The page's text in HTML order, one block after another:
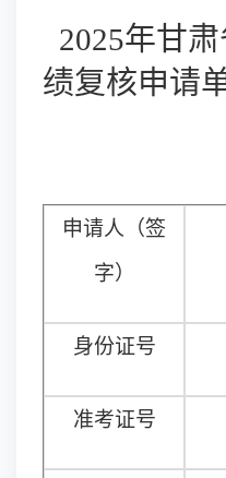
2025年甘
绩复核申请
申请人（签
字）
身份证号
准考证号